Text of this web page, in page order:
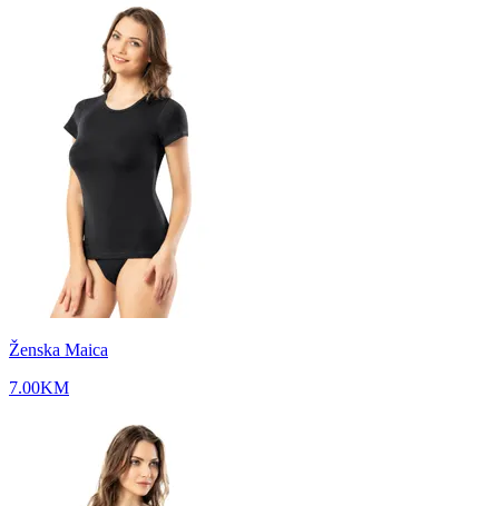
Ženska Maica
7.00KM